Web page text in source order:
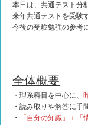
本日は、共通テスト分
来年共通テストを受験
今後の受験勉強の参考
全体概要
・理系科目を中心に、
・読み取りや解答に手
・
「自分の知識」＋「